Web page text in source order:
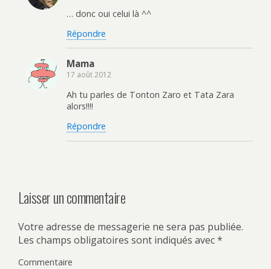
… donc oui celui là ^^
Répondre
Mama
17 août 2012
Ah tu parles de Tonton Zaro et Tata Zara
alors!!!!
Répondre
Laisser un commentaire
Votre adresse de messagerie ne sera pas publiée.
Les champs obligatoires sont indiqués avec*
Commentaire